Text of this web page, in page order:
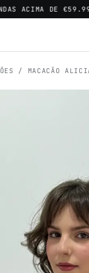
DE €59.99 +
/ MACACÃO